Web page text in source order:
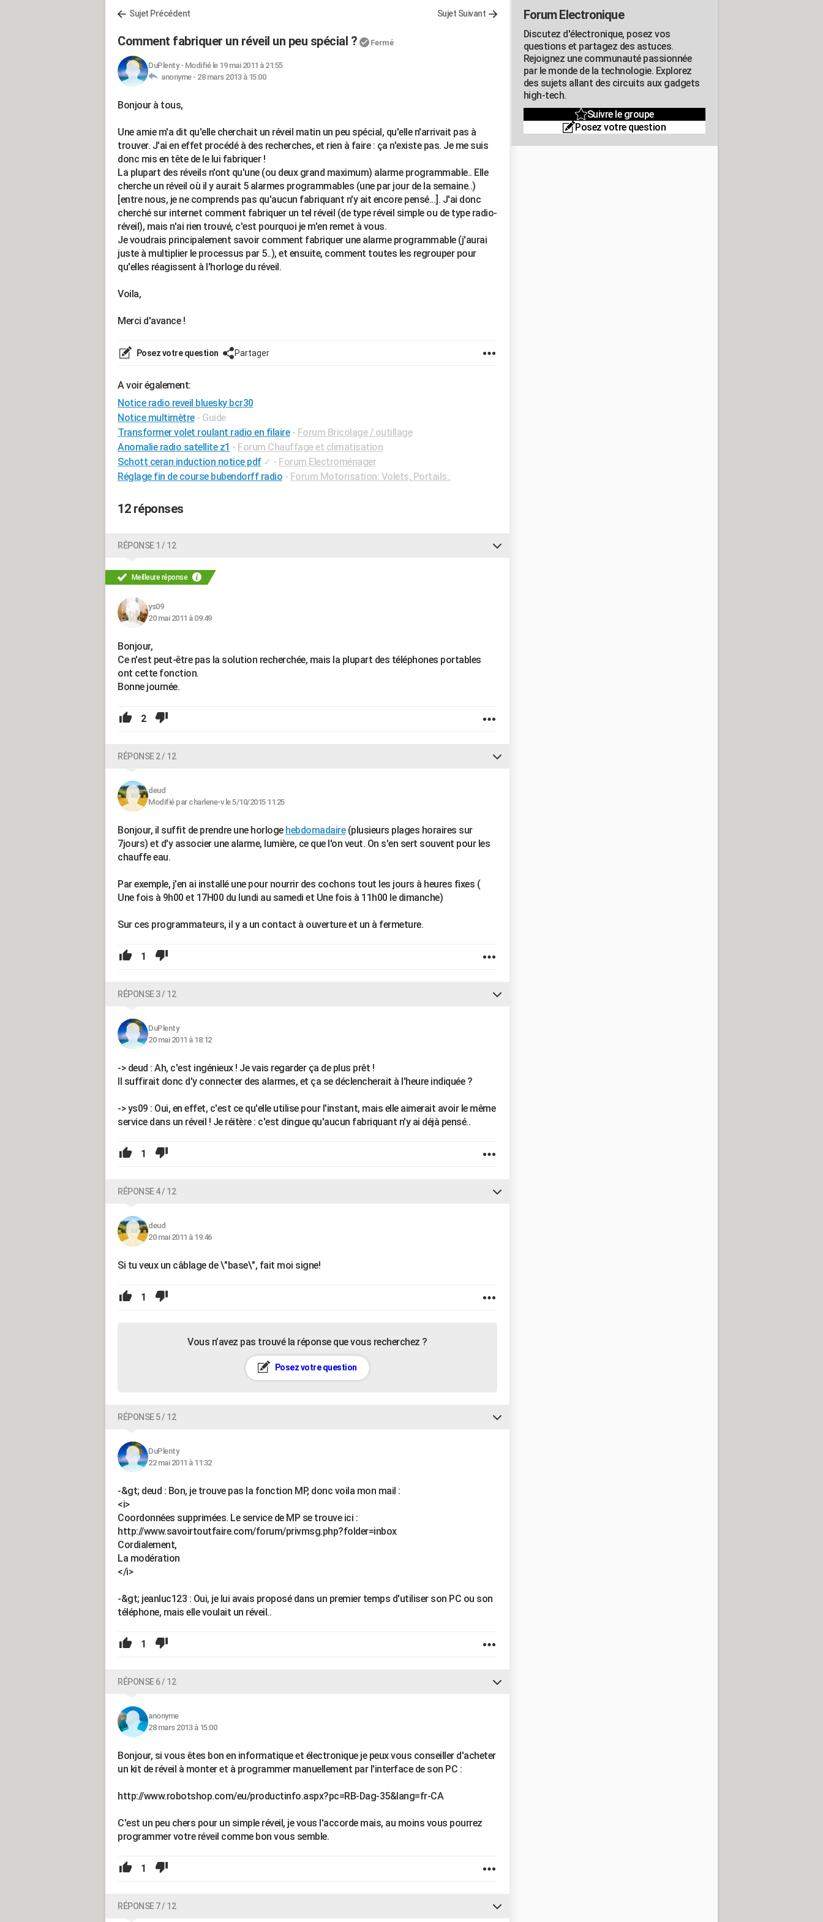
Sujet Précédent Sujet Suivant
Comment fabriquer un réveil un peu spécial ? Fermé
DuPlenty- Modifié le 19 mai 2011 à 21:55
anonyme - 28 mars 2013 à 15:00
Bonjour à tous,
Une amie m'a dit qu'elle cherchait un réveil matin un peu spécial, qu'elle n'arrivait pas à
trouver. J'ai en effet procédé à des recherches, et rien à faire : ça n'existe pas. Je me suis
donc mis en tête de le lui fabriquer !
La plupart des réveils n'ont qu'une (ou deux grand maximum) alarme programmable.. Elle
cherche un réveil où il y aurait 5 alarmes programmables (une par jour de la semaine..)
[entre nous, je ne comprends pas qu'aucun fabriquant n'y ait encore pensé...]. J'ai donc
cherché sur internet comment fabriquer un tel réveil (de type réveil simple ou de type radio-
réveil), mais n'ai rien trouvé, c'est pourquoi je m'en remet à vous.
Je voudrais principalement savoir comment fabriquer une alarme programmable (j'aurai
juste à multiplier le processus par 5..), et ensuite, comment toutes les regrouper pour
qu'elles réagissent à l'horloge du réveil.
Voila,
Merci d'avance !
Posez votre question Partager
A voir également:
Notice radio reveil bluesky bcr30
Notice multimètre - Guide
Transformer volet roulant radio en filaire - Forum Bricolage / outillage
Anomalie radio satellite z1 - Forum Chauffage et climatisation
Schott ceran induction notice pdf ✓ - Forum Electroménager
Réglage fin de course bubendorff radio - Forum Motorisation: Volets, Portails..
12 réponses
RÉPONSE 1 / 12
Meilleure réponse
ys09
20 mai 2011 à 09:49
Bonjour,
Ce n'est peut-être pas la solution recherchée, mais la plupart des téléphones portables
ont cette fonction.
Bonne journée.
2
RÉPONSE 2 / 12
deud
Modifié par charlene-v le 5/10/2015 11:25
Bonjour, il suffit de prendre une horloge hebdomadaire(plusieurs plages horaires sur
7jours) et d'y associer une alarme, lumière, ce que l'on veut. On s'en sert souvent pour les
chauffe eau.
Par exemple, j'en ai installé une pour nourrir des cochons tout les jours à heures fixes (
Une fois à 9h00 et 17H00 du lundi au samedi et Une fois à 11h00 le dimanche)
Sur ces programmateurs, il y a un contact à ouverture et un à fermeture.
1
RÉPONSE 3 / 12
DuPlenty
20 mai 2011 à 18:12
-> deud : Ah, c'est ingénieux ! Je vais regarder ça de plus prêt !
Il suffirait donc d'y connecter des alarmes, et ça se déclencherait à l'heure indiquée ?
-> ys09 : Oui, en effet, c'est ce qu'elle utilise pour l'instant, mais elle aimerait avoir le même
service dans un réveil ! Je réitère : c'est dingue qu'aucun fabriquant n'y ai déjà pensé..
1
RÉPONSE 4 / 12
deud
20 mai 2011 à 19:46
Si tu veux un câblage de \"base\", fait moi signe!
1
Vous n’avez pas trouvé la réponse que vous recherchez ?
Posez votre question
RÉPONSE 5 / 12
DuPlenty
22 mai 2011 à 11:32
-&gt; deud : Bon, je trouve pas la fonction MP, donc voila mon mail :
<i>
Coordonnées supprimées. Le service de MP se trouve ici :
http://www.savoirtoutfaire.com/forum/privmsg.php?folder=inbox
Cordialement,
La modération
</i>
-&gt; jeanluc123 : Oui, je lui avais proposé dans un premier temps d'utiliser son PC ou son
téléphone, mais elle voulait un réveil..
1
RÉPONSE 6 / 12
anonyme
28 mars 2013 à 15:00
Bonjour, si vous êtes bon en informatique et électronique je peux vous conseiller d'acheter
un kit de réveil à monter et à programmer manuellement par l'interface de son PC :
http://www.robotshop.com/eu/productinfo.aspx?pc=RB-Dag-35&lang=fr-CA
C'est un peu chers pour un simple réveil, je vous l'accorde mais, au moins vous pourrez
programmer votre réveil comme bon vous semble.
1
RÉPONSE 7 / 12
Forum Electronique
Discutez d'électronique, posez vos
questions et partagez des astuces.
Rejoignez une communauté passionnée
par le monde de la technologie. Explorez
des sujets allant des circuits aux gadgets
high-tech.
Suivre le groupe
Posez votre question